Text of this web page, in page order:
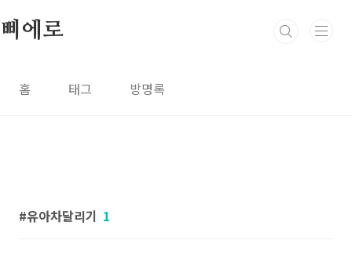
삐에로
홈 태그 방명록
유아차달리기 1